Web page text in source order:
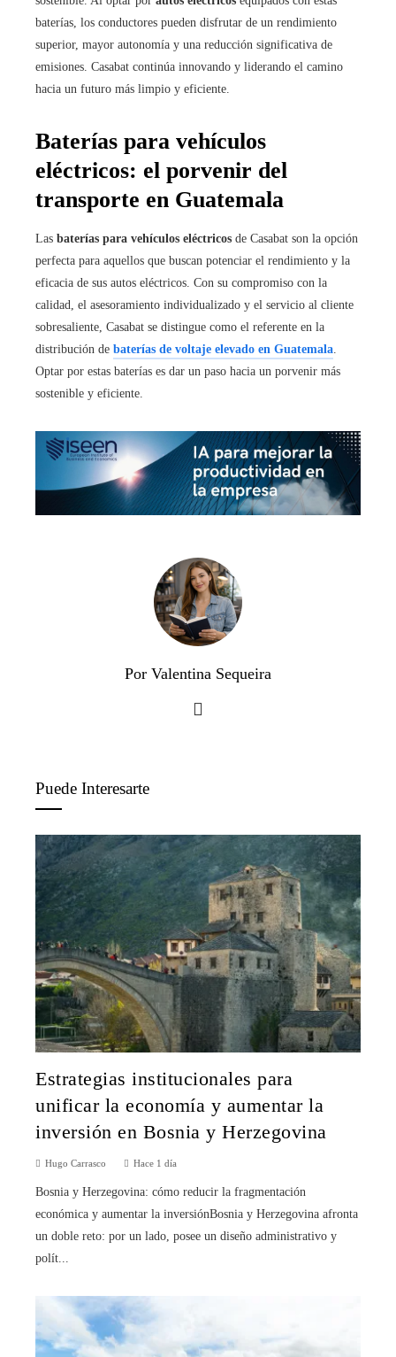
baterías, los conductores pueden disfrutar de un rendimiento
superior, mayor autonomía y una reducción significativa de
emisiones. Casabat continúa innovando y liderando el camino
hacia un futuro más limpio y eficiente.
Baterías para vehículos
eléctricos: el porvenir del
transporte en Guatemala
Las baterías para vehículos eléctricos de Casabat son la opción
perfecta para aquellos que buscan potenciar el rendimiento y la
eficacia de sus autos eléctricos. Con su compromiso con la
calidad, el asesoramiento individualizado y el servicio al cliente
sobresaliente, Casabat se distingue como el referente en la
distribución de baterías de voltaje elevado en Guatemala.
Optar por estas baterías es dar un paso hacia un porvenir más
sostenible y eficiente.
Por Valentina Sequeira
Puede Interesarte
Estrategias institucionales para
unificar la economía y aumentar la
inversión en Bosnia y Herzegovina
Hugo Carrasco Hace 1 día
Bosnia y Herzegovina: cómo reducir la fragmentación
económica y aumentar la inversiónBosnia y Herzegovina afronta
un doble reto: por un lado, posee un diseño administrativo y
polít...